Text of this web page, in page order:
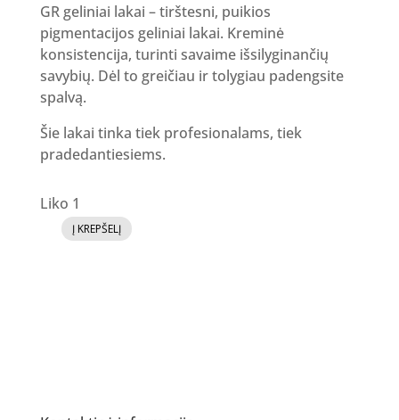
GR geliniai lakai – tirštesni, puikios
pigmentacijos geliniai lakai. Kreminė
konsistencija, turinti savaime išsilyginančių
savybių. Dėl to greičiau ir tolygiau padengsite
spalvą.
Šie lakai tinka tiek profesionalams, tiek
pradedantiesiems.
Liko 1
produkto
Į KREPŠELĮ